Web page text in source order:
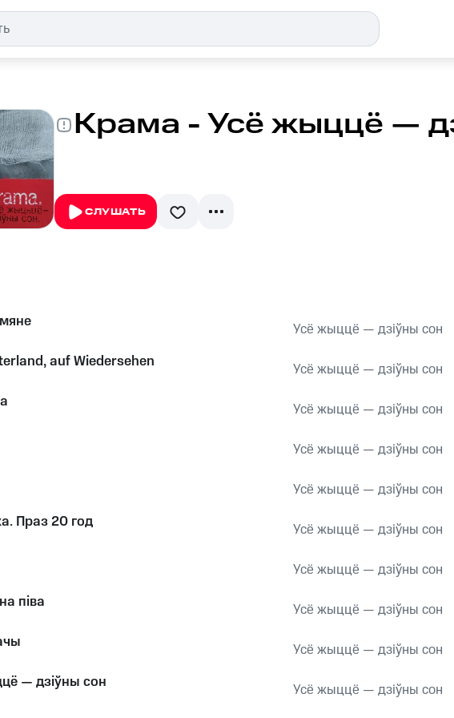
Крама - Усё жыццё —
СЛУШАТЬ
Усё жыццё — дзіўны сон
auf Wiedersehen
Усё жыццё — дзіўны сон
Усё жыццё — дзіўны сон
Усё жыццё — дзіўны сон
Усё жыццё — дзіўны сон
Праз 20 год
Усё жыццё — дзіўны сон
Усё жыццё — дзіўны сон
піва
Усё жыццё — дзіўны сон
Усё жыццё — дзіўны сон
— дзіўны сон
Усё жыццё — дзіўны сон